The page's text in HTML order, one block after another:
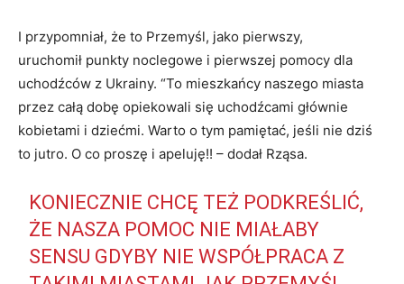
I przypomniał, że to Przemyśl, jako pierwszy,
uruchomił punkty noclegowe i pierwszej pomocy dla
uchodźców z Ukrainy. “To mieszkańcy naszego miasta
przez całą dobę opiekowali się uchodźcami głównie
kobietami i dziećmi. Warto o tym pamiętać, jeśli nie dziś
to jutro. O co proszę i apeluję!! – dodał Rząsa.
KONIECZNIE CHCĘ TEŻ PODKREŚLIĆ,
ŻE NASZA POMOC NIE MIAŁABY
SENSU GDYBY NIE WSPÓŁPRACA Z